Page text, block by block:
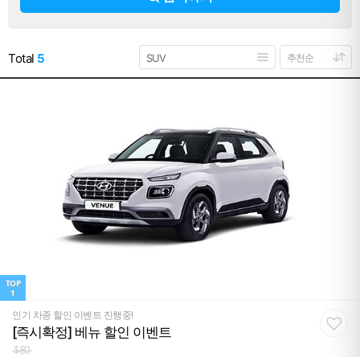
Total 5
TOP
1
인기 차종 할인 이벤트 진행중!
[즉시확정] 베뉴 할인 이벤트
$80